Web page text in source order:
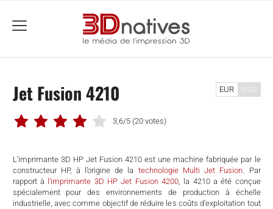
menu
Jet Fusion 4210
3,6/5 (20 votes)
L’imprimante 3D HP Jet Fusion 4210 est une machine fabriquée par le
constructeur HP, à l’origine de la technologie Multi Jet Fusion. Par
rapport à l’imprimante 3D HP Jet Fusion 4200, la 4210 a été conçue
spécialement pour des environnements de production à échelle
industrielle, avec comme objectif de réduire les coûts d’exploitation tout
EUR USD